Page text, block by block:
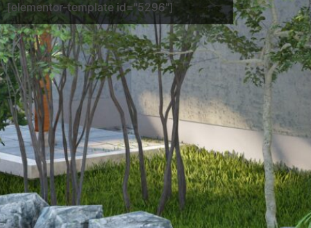
[elementor-template id="5296"]